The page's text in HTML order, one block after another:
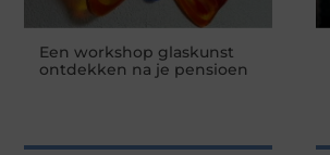
Een workshop glaskunst
ontdekken na je pensioen